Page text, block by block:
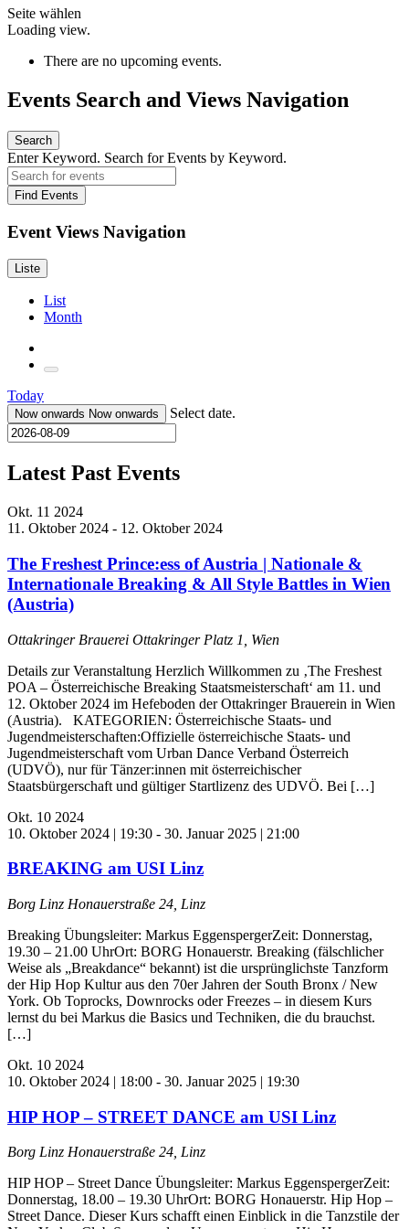
Seite wählen
Loading view.
There are no upcoming events.
Events Search and Views Navigation
Search
Enter Keyword. Search for Events by Keyword.
Find Events
Event Views Navigation
Liste
List
Month
Today
Now onwards Now onwards Select date.
Latest Past Events
Okt. 11 2024
11. Oktober 2024 - 12. Oktober 2024
The Freshest Prince:ess of Austria | Nationale &
Internationale Breaking & All Style Battles in Wien
(Austria)
Ottakringer Brauerei Ottakringer Platz 1, Wien
Details zur Veranstaltung Herzlich Willkommen zu ‚The Freshest
POA – Österreichische Breaking Staatsmeisterschaft‘ am 11. und
12. Oktober 2024 im Hefeboden der Ottakringer Brauerein in Wien
(Austria). KATEGORIEN: Österreichische Staats- und
Jugendmeisterschaften:Offizielle österreichische Staats- und
Jugendmeisterschaft vom Urban Dance Verband Österreich
(UDVÖ), nur für Tänzer:innen mit österreichischer
Staatsbürgerschaft und gültiger Startlizenz des UDVÖ. Bei […]
Okt. 10 2024
10. Oktober 2024 | 19:30 - 30. Januar 2025 | 21:00
BREAKING am USI Linz
Borg Linz Honauerstraße 24, Linz
Breaking Übungsleiter: Markus EggenspergerZeit: Donnerstag,
19.30 – 21.00 UhrOrt: BORG Honauerstr. Breaking (fälschlicher
Weise als „Breakdance“ bekannt) ist die ursprünglichste Tanzform
der Hip Hop Kultur aus den 70er Jahren der South Bronx / New
York. Ob Toprocks, Downrocks oder Freezes – in diesem Kurs
lernst du bei Markus die Basics und Techniken, die du brauchst.
[…]
Okt. 10 2024
10. Oktober 2024 | 18:00 - 30. Januar 2025 | 19:30
HIP HOP – STREET DANCE am USI Linz
Borg Linz Honauerstraße 24, Linz
HIP HOP – Street Dance Übungsleiter: Markus EggenspergerZeit:
Donnerstag, 18.00 – 19.30 UhrOrt: BORG Honauerstr. Hip Hop –
Street Dance. Dieser Kurs schafft einen Einblick in die Tanzstile der